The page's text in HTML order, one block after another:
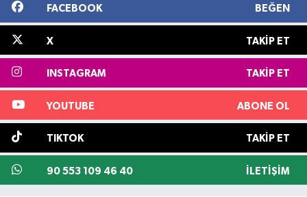
FACEBOOK BEĞEN
X TAKIP ET
INSTAGRAM TAKIP ET
YOUTUBE ABONE OL
TIKTOK TAKIP ET
90 553 109 46 40 İLETIŞIM